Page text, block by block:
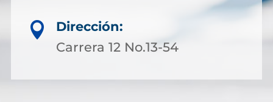

Dirección:
Carrera 12 No.13-54